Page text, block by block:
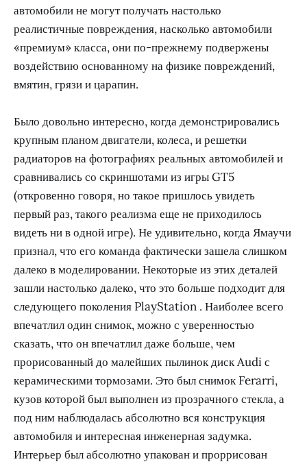
автомобили не могут получать настолько
реалистичные повреждения, насколько автомобили
«премиум» класса, они по-прежнему подвержены
воздействию основанному на физике повреждений,
вмятин, грязи и царапин.
Было довольно интересно, когда демонстрировались
крупным планом двигатели, колеса, и решетки
радиаторов на фотографиях реальных автомобилей и
сравнивались со скриншотами из игры GT5
(откровенно говоря, но такое пришлось увидеть
первый раз, такого реализма еще не приходилось
видеть ни в одной игре). Не удивительно, когда Ямаучи
признал, что его команда фактически зашела слишком
далеко в моделировании. Некоторые из этих деталей
зашли настолько далеко, что это больше подходит для
следующего поколения PlayStation . Наиболее всего
впечатлил один снимок, можно с уверенностью
сказать, что он впечатлил даже больше, чем
прорисованный до малейших пылинок диск Audi с
керамическими тормозами. Это был снимок Ferarri,
кузов которой был выполнен из прозрачного стекла, а
под ним наблюдалась абсолютно вся конструкция
автомобиля и интересная инженерная задумка.
Интерьер был абсолютно упакован и проррисован